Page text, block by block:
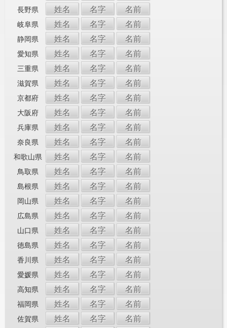
長野県 姓名 名字 名前
岐阜県 姓名 名字 名前
静岡県 姓名 名字 名前
愛知県 姓名 名字 名前
三重県 姓名 名字 名前
滋賀県 姓名 名字 名前
京都府 姓名 名字 名前
大阪府 姓名 名字 名前
兵庫県 姓名 名字 名前
奈良県 姓名 名字 名前
和歌山県 姓名 名字 名前
鳥取県 姓名 名字 名前
島根県 姓名 名字 名前
岡山県 姓名 名字 名前
広島県 姓名 名字 名前
山口県 姓名 名字 名前
徳島県 姓名 名字 名前
香川県 姓名 名字 名前
愛媛県 姓名 名字 名前
高知県 姓名 名字 名前
福岡県 姓名 名字 名前
佐賀県 姓名 名字 名前